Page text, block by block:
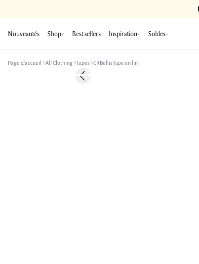
Nouveautés Shop Best sellers Inspiration Soldes
Page d’accueil All Clothing Jupes CRBellis Jupe en lin
-50%Previous slide